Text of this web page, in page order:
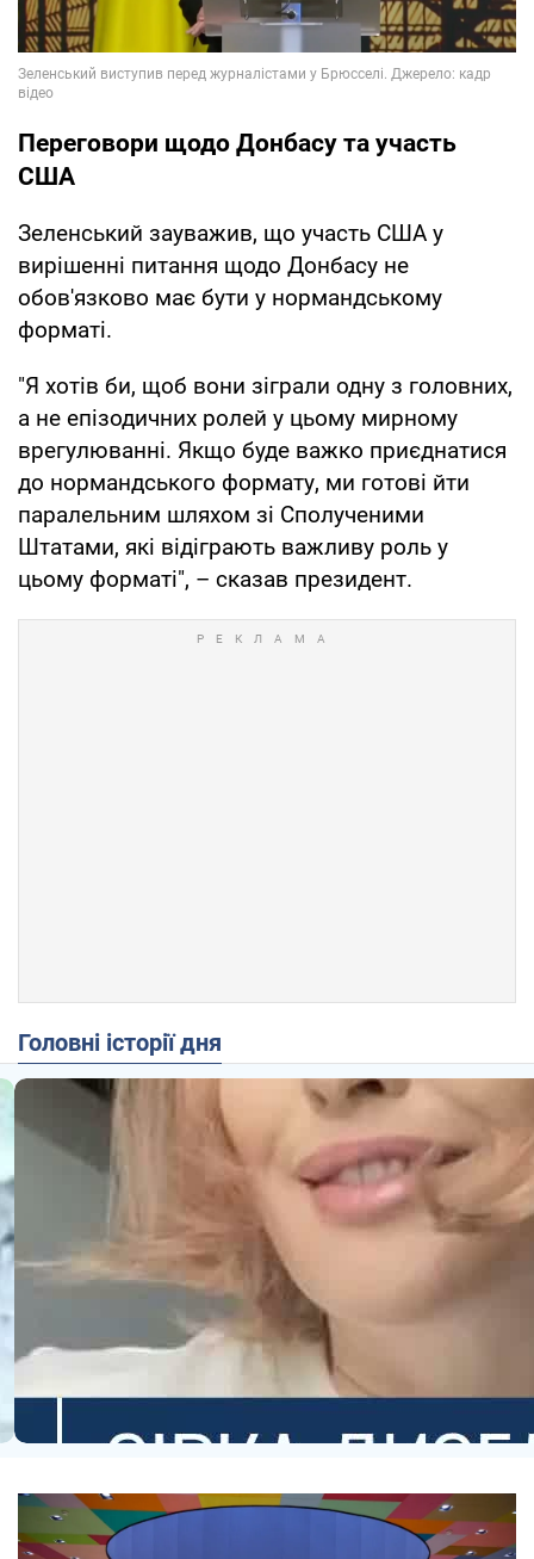
Переговори щодо Донбасу та участь
США
Зеленський зауважив, що участь США у
вирішенні питання щодо Донбасу не
обов'язково має бути у нормандському
форматі.
"Я хотів би, щоб вони зіграли одну з головних,
а не епізодичних ролей у цьому мирному
врегулюванні. Якщо буде важко приєднатися
до нормандського формату, ми готові йти
паралельним шляхом зі Сполученими
Штатами, які відіграють важливу роль у
цьому форматі", – сказав президент.
Головні історії дня